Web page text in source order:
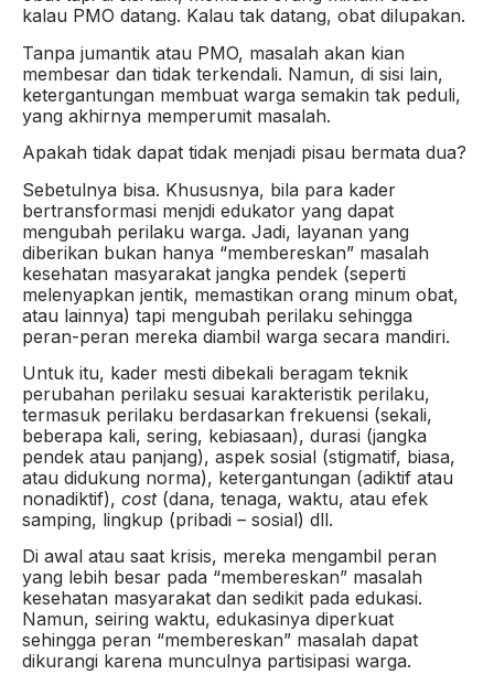
kalau PMO datang. Kalau tak datang, obat dilupakan.
Tanpa jumantik atau PMO, masalah akan kian
membesar dan tidak terkendali. Namun, di sisi lain,
ketergantungan membuat warga semakin tak peduli,
yang akhirnya memperumit masalah.
Apakah tidak dapat tidak menjadi pisau bermata dua?
Sebetulnya bisa. Khususnya, bila para kader
bertransformasi menjdi edukator yang dapat
mengubah perilaku warga. Jadi, layanan yang
diberikan bukan hanya “membereskan” masalah
kesehatan masyarakat jangka pendek (seperti
melenyapkan jentik, memastikan orang minum obat,
atau lainnya) tapi mengubah perilaku sehingga
peran-peran mereka diambil warga secara mandiri.
Untuk itu, kader mesti dibekali beragam teknik
perubahan perilaku sesuai karakteristik perilaku,
termasuk perilaku berdasarkan frekuensi (sekali,
beberapa kali, sering, kebiasaan), durasi (jangka
pendek atau panjang), aspek sosial (stigmatif, biasa,
atau didukung norma), ketergantungan (adiktif atau
nonadiktif), cost(dana, tenaga, waktu, atau efek
samping, lingkup (pribadi – sosial) dll.
Di awal atau saat krisis, mereka mengambil peran
yang lebih besar pada “membereskan” masalah
kesehatan masyarakat dan sedikit pada edukasi.
Namun, seiring waktu, edukasinya diperkuat
sehingga peran “membereskan” masalah dapat
dikurangi karena munculnya partisipasi warga.